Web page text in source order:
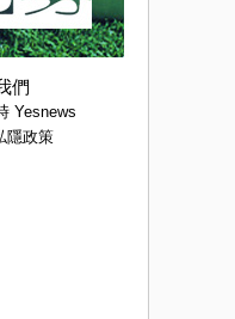
們
Yesnews
隱政策